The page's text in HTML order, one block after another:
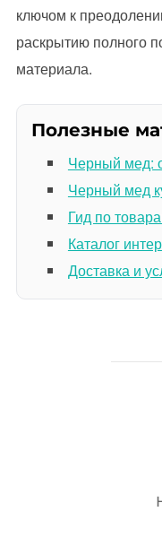
ключом к
раскрытию полного
материала.
Полезные
Черный мед:
Черный мед
Гид по
Каталог
Доставка и